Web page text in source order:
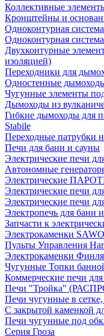
Коллективные
Кронштейны и
Одноконтурная
Одноконтурная
Двухконтурные
изоляцией)
Переходники для
Одностенные
Чугунные элементы
Дымоходы из
Гибкие дымоходы для
Stabile
Переходные патрубки
Печи для бани и сауны
Электрические печи
Автономные
Электрические
Электрические печи
Электрические печи
Электропечь для бани
Запчасти к
Электрокаменки SAWO
Пульты Управления
Электрокаменки
Чугунные Топки
Коммерческие печи
Печи "Тройка"
Печи чугунные в
С закрытой каменкой
Печи чугунные под
Серия Гроза